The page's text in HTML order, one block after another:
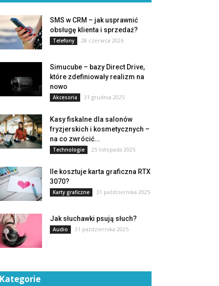
SMS w CRM – jak usprawnić
obsługę klienta i sprzedaż?
Telefony 28 czerwca 2026
Simucube – bazy Direct Drive,
które zdefiniowały realizm na
nowo
Akcesoria 31 grudnia 2025
Kasy fiskalne dla salonów
fryzjerskich i kosmetycznych –
na co zwrócić...
Technologie 25 listopada 2025
Ile kosztuje karta graficzna RTX
3070?
Karty graficzne 31 października 2025
Jak słuchawki psują słuch?
Audio 31 października 2025
Kategorie